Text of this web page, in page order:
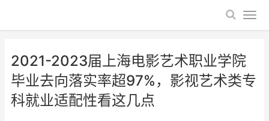
2021-2023届上海电影艺术职业学院
毕业去向落实率超97%，影视艺术类专
科就业适配性看这几点